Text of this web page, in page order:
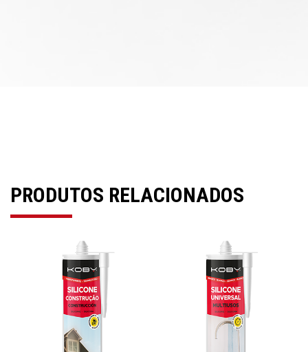
PRODUTOS RELACIONADOS
Previous